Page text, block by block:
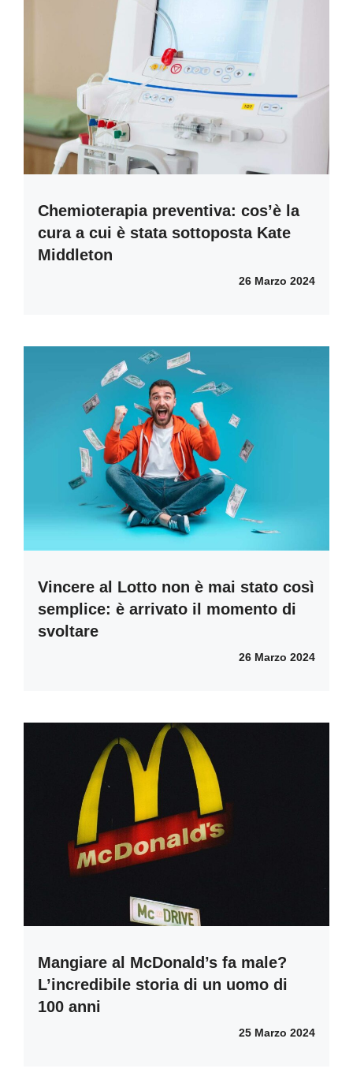
Chemioterapia preventiva: cos’è la
cura a cui è stata sottoposta Kate
Middleton
26 Marzo 2024
Vincere al Lotto non è mai stato così
semplice: è arrivato il momento di
svoltare
26 Marzo 2024
Mangiare al McDonald’s fa male?
L’incredibile storia di un uomo di
100 anni
25 Marzo 2024